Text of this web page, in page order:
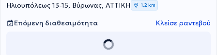
Κλινική "Αθηνά", καθώς και αποτελούσε μέλος του Διοικητικού
Βρεφών. Σήμερα, είναι εκπαιδευμένο μέλος της Ελληνικής
υπηρεσίες της ανάλογα με τις ανάγκες του εκάστοτε ασθενούς στο
Ηλιουπόλεως 13-15, Βύρωνας, ΑΤΤΙΚΗ 1,2 km
Επόμενη διαθεσιμότητα Κλείσε ραντεβού